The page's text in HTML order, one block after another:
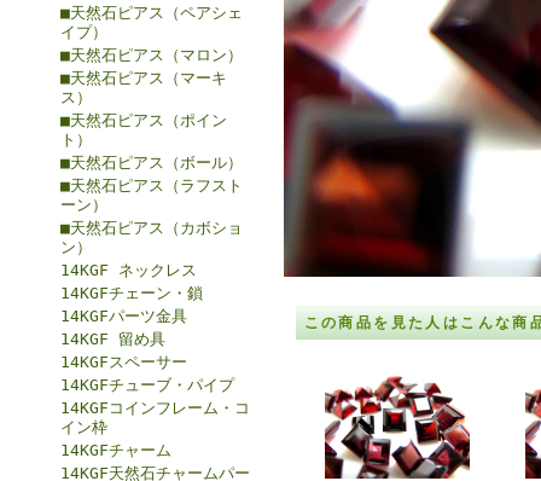
■天然石ピアス（ペアシェ
イプ）
■天然石ピアス（マロン）
■天然石ピアス（マーキ
ス）
■天然石ピアス（ポイン
ト）
■天然石ピアス（ボール）
■天然石ピアス（ラフスト
ーン）
■天然石ピアス（カボショ
ン）
14KGF ネックレス
14KGFチェーン・鎖
14KGFパーツ金具
14KGF 留め具
14KGFスペーサー
14KGFチューブ・パイプ
14KGFコインフレーム・コ
イン枠
14KGFチャーム
14KGF天然石チャームパー
この商品を見た人はこんな商